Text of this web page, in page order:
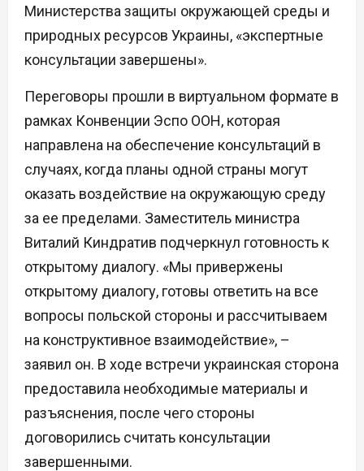
Министерства защиты окружающей среды и
природных ресурсов Украины, «экспертные
консультации завершены».
Переговоры прошли в виртуальном формате в
рамках Конвенции Эспо ООН, которая
направлена на обеспечение консультаций в
случаях, когда планы одной страны могут
оказать воздействие на окружающую среду
за ее пределами. Заместитель министра
Виталий Киндратив подчеркнул готовность к
открытому диалогу. «Мы привержены
открытому диалогу, готовы ответить на все
вопросы польской стороны и рассчитываем
на конструктивное взаимодействие», –
заявил он. В ходе встречи украинская сторона
предоставила необходимые материалы и
разъяснения, после чего стороны
договорились считать консультации
завершенными.